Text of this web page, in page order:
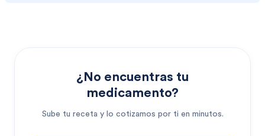
¿No encuentras tu
medicamento?
Sube tu receta y lo cotizamos por ti en minutos.